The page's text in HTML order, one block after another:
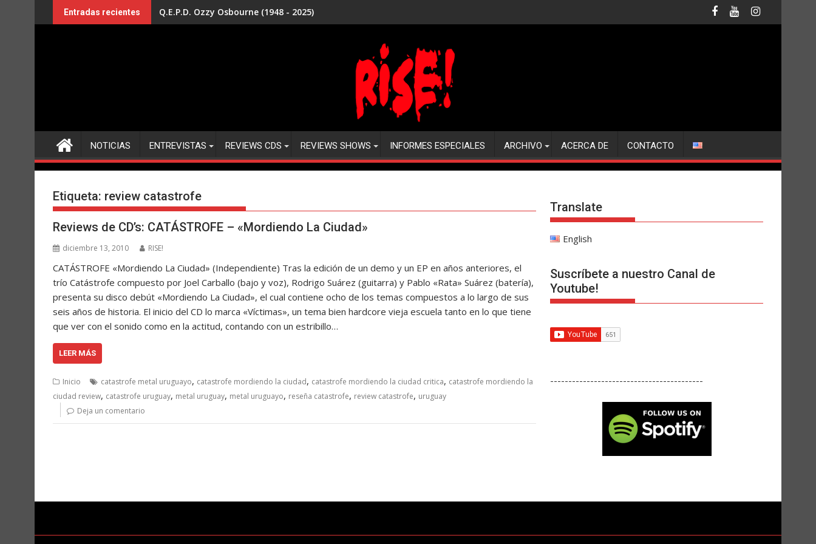
al
Entradas recientes Q.E.P.D. Ozzy Osbourne (1948 - 2025)
NOTICIAS ENTREVISTAS REVIEWS CDS REVIEWS SHOWS INFORMES ESPECIALES ARCHIVO ACERCA DE CONTACTO
Etiqueta: review catastrofe
Reviews de CD’s: CATÁSTROFE – «Mordiendo La Ciudad»
diciembre 13, 2010 RISE!
CATÁSTROFE «Mordiendo La Ciudad» (Independiente) Tras la edición de un demo y un EP en años anteriores, el
trío Catástrofe compuesto por Joel Carballo (bajo y voz), Rodrigo Suárez (guitarra) y Pablo «Rata» Suárez (batería),
presenta su disco debút «Mordiendo La Ciudad», el cual contiene ocho de los temas compuestos a lo largo de sus
seis años de historia. El inicio del CD lo marca «Víctimas», un tema bien hardcore vieja escuela tanto en lo que tiene
que ver con el sonido como en la actitud, contando con un estribillo…
LEER MÁS
Inicio catastrofe metal uruguayo, catastrofe mordiendo la ciudad, catastrofe mordiendo la ciudad critica, catastrofe mordiendo la
ciudad review, catastrofe uruguay, metal uruguay, metal uruguayo, reseña catastrofe, review catastrofe, uruguay
Deja un comentario
Translate
English
Suscríbete a nuestro Canal de
Youtube!
------------------------------------------